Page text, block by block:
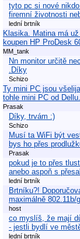
tyto pc si nové
firemní životnosti
lední brtník
Klasika. Matina má
koupen HP ProDesk
MM_tank
Nn monitor určitě
.Díky
Schizo
Ty mini PC jsou
tohle mini PC od
Prasak
Díky, trvám :)
Schizo
Musí ta WiFi být
bys ho přes
Prasak
pokud je to přes
anebo aspoň s
lední brtník
Brtníku?!
maximálně 802.11b/
host
co myslíš, že mají
- jestli bydlí ve
lední brtník